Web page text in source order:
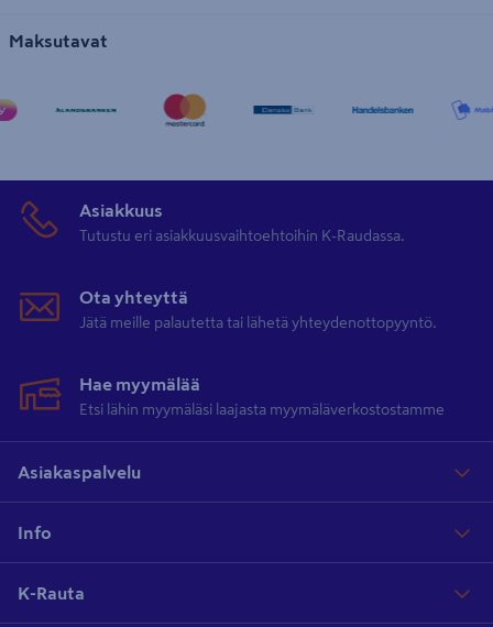
Maksutavat
Asiakkuus
Tutustu eri asiakkuusvaihtoehtoihin K-Raudassa.
Ota yhteyttä
Jätä meille palautetta tai lähetä yhteydenottopyyntö.
Hae myymälää
Etsi lähin myymäläsi laajasta myymäläverkostostamme
Asiakaspalvelu
Info
K-Rauta